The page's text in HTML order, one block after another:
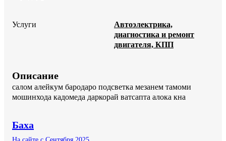
Услуги
Автоэлектрика,
диагностика и ремонт
двигателя, КПП
Описание
салом алейкум бародаро подсветка мезанем тамоми
мошинхода кадомеда даркорай ватсапта алока кна
Баха